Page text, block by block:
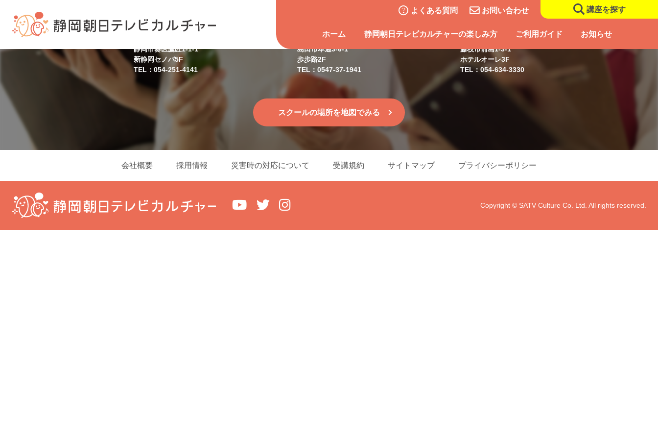
よくある質問 お問い合わせ 講座を探す
ホーム 静岡朝日テレビカルチャーの楽しみ方 ご利用ガイド お知らせ
静岡スクール
静岡市葵区鷹匠1-1-1
新静岡セノバ5F
TEL：054-251-4141
島田スクール
島田市本通3-6-1
歩歩路2F
TEL：0547-37-1941
藤枝スクール
藤枝市前島1-3-1
ホテルオーレ3F
TEL：054-634-3330
スクールの場所を地図でみる
会社概要 採用情報 災害時の対応について 受講規約 サイトマップ プライバシーポリシー
Copyright © SATV Culture Co. Ltd. All rights reserved.